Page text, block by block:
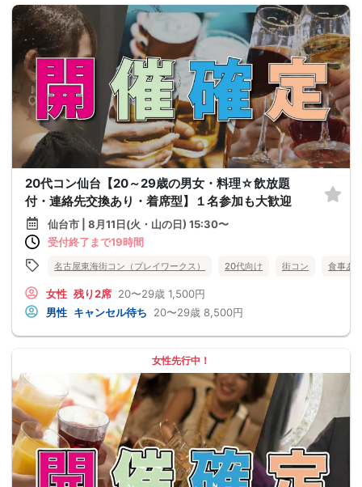
20代コン仙台【20～29歳の男女・料理☆飲放題
付・連絡先交換あり・着席型】１名参加も大歓迎
仙台市 | 8月11日(火・山の日) 15:30〜
受付終了まで19時間
名古屋東海街コン（プレイワークス） 20代向け 街コン 食事あ
女性 残り2席 20〜29歳 1,500円
男性 キャンセル待ち 20〜29歳 8,500円
女性先行中！